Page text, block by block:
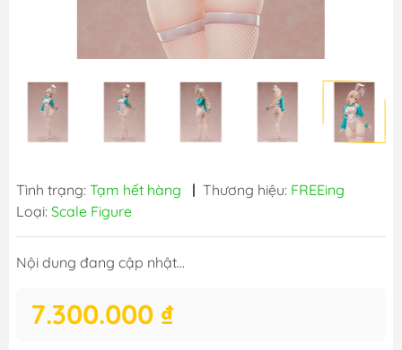
Tình trạng: Tạm hết hàng | Thương hiệu: FREEing
Loại: Scale Figure
Nội dung đang cập nhật...
7.300.000 ₫